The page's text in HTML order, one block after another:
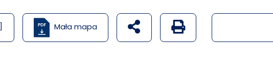
Mała mapa udostępnij na social mediach
Generuj wersję PDF strony